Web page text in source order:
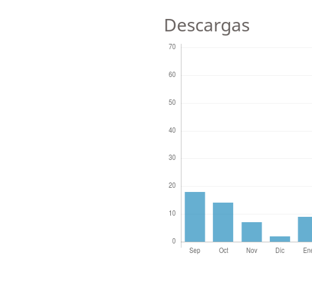
Descargas